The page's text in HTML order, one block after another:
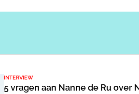
INTERVIEW
5 vragen aan Nanne de Ru over